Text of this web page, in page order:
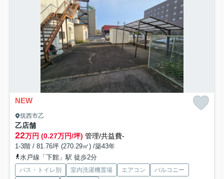
NEW
筑西市乙
乙店舗
22万円 (0.27万円/坪) 管理/共益費-
1-3階 / 81.76坪 (270.29㎡) /築43年
水戸線「下館」駅 徒歩2分
バス・トイレ別 室内洗濯機置場 エアコン
バルコニー